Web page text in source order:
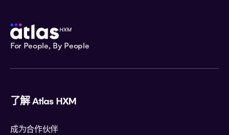
For People, By People
了解 Atlas HXM
成为合作伙伴